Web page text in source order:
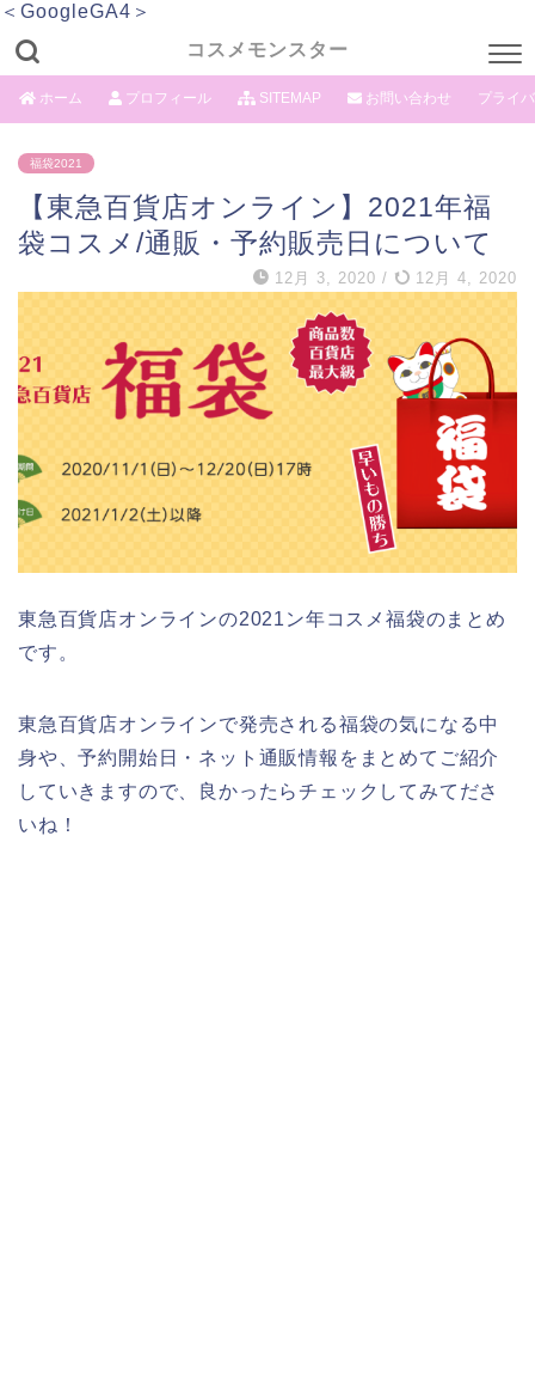
＜GoogleGA4＞
コスメモンスター
ホーム プロフィール SITEMAP お問い合わせ プライ
福袋2021
【東急百貨店オンライン】2021年福
袋コスメ/通販・予約販売日について
12月 3, 2020 / 12月 4, 2020
東急百貨店オンラインの2021ン年コスメ福袋のまとめ
です。
東急百貨店オンラインで発売される福袋の気になる中
身や、予約開始日・ネット通販情報をまとめてご紹介
していきますので、良かったらチェックしてみてださ
いね！